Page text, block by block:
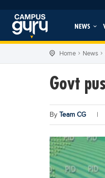
NEWS
Home News
Govt
By Team CG |